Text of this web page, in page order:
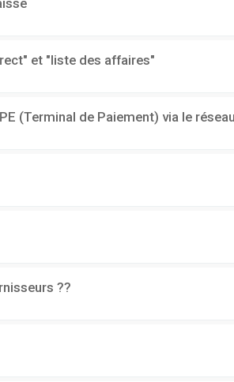
et "liste des affaires"
(Terminal de Paiement) via le
??